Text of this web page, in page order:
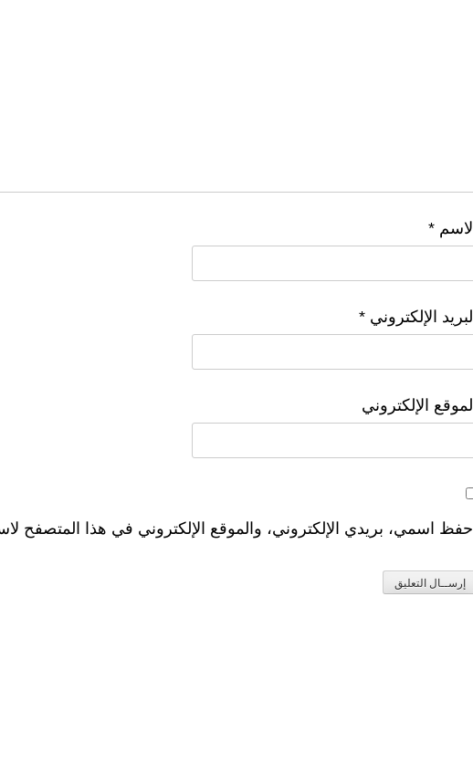
الاسم *
البريد الإلكتروني *
الموقع الإلكتروني
احفظ اسمي، بريدي الإلكتروني، والموقع الإلكتروني في هذا المتصفح